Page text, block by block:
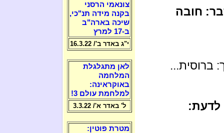
חובה
ברוסית...
לדעת:
צונאמי הרסני
בקנה מידה תנ"כי,
שיכה בארה"ב
ב-17 למרץ
י"ג באדר ב'/ 16.3.22
לאן מתגלגלת
המלחמה
באוקראינה:
למלחמת עולם 3!
ל' באדר א'/ 3.3.22
מטרת פוטין: